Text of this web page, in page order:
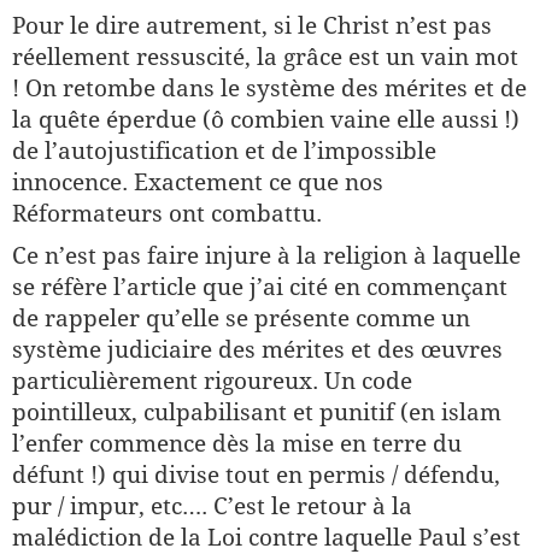
Pour le dire autrement, si le Christ n’est pas
réellement ressuscité, la grâce est un vain mot
! On retombe dans le système des mérites et de
la quête éperdue (ô combien vaine elle aussi !)
de l’autojustification et de l’impossible
innocence. Exactement ce que nos
Réformateurs ont combattu.
Ce n’est pas faire injure à la religion à laquelle
se réfère l’article que j’ai cité en commençant
de rappeler qu’elle se présente comme un
système judiciaire des mérites et des œuvres
particulièrement rigoureux. Un code
pointilleux, culpabilisant et punitif (en islam
l’enfer commence dès la mise en terre du
défunt !) qui divise tout en permis / défendu,
pur / impur, etc…. C’est le retour à la
malédiction de la Loi contre laquelle Paul s’est